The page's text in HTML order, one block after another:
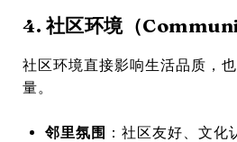
4. 社区环境（
社区环境直接影响生活品质，
量。
邻里氛围 ：社区友好、文化